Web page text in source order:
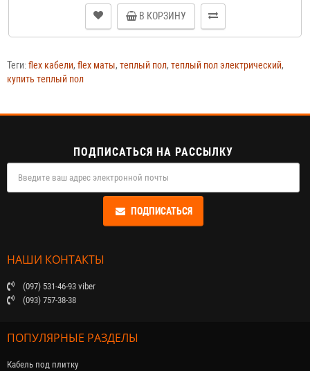
В КОРЗИНУ
Теги:flex кабели, flex маты, теплый пол, теплый пол электрический,
купить теплый пол
ПОДПИСАТЬСЯ НА РАССЫЛКУ
ПОДПИСАТЬСЯ
НАШИ КОНТАКТЫ
(097) 531-46-93 viber
(093) 757-38-38
ПОПУЛЯРНЫЕ РАЗДЕЛЫ
Кабель под плитку